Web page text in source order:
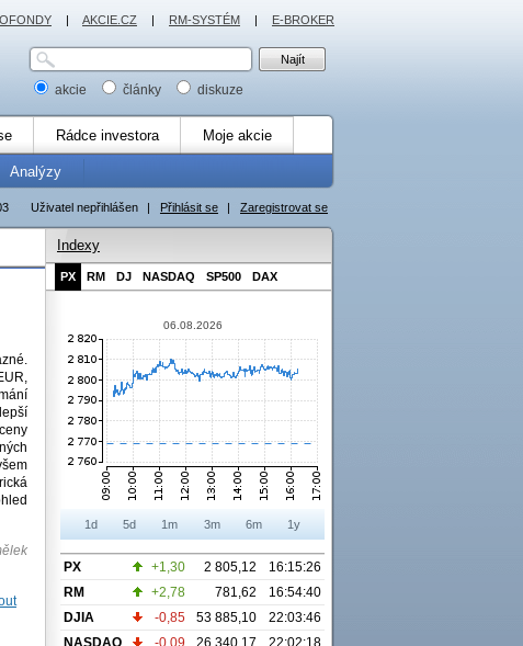
akcie články diskuze
Rádce investora Moje akcie
Analýzy
Uživatel nepřihlášen | Přihlásit se | Zaregistrovat se
Indexy
PX RM DJ NASDAQ SP500 DAX
06.08.2026
1d 5d 1m 3m 6m 1y
PX +1,30 2 805,12
16:15:26
RM
+2,78 781,62
16:54:40
DJIA
-0,85 53 885,10
22:03:46
| AKCIE.CZ | RM-SYSTÉM | E-BROKER